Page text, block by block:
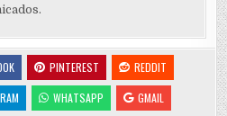
PINTEREST
REDDIT
WHATSAPP
GMAIL